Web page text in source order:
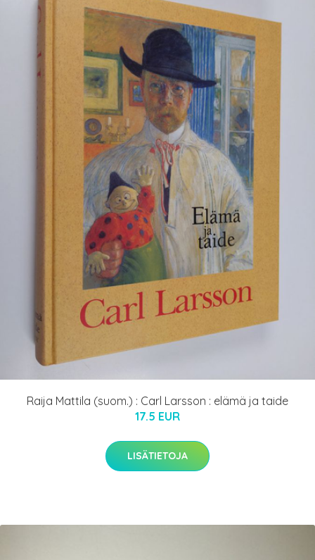
Raija Mattila (suom.) : Carl Larsson : elämä ja taide
17.5 EUR
LISÄTIETOJA